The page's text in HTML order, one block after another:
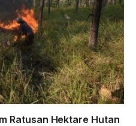
Ratusan Hektare Hutan